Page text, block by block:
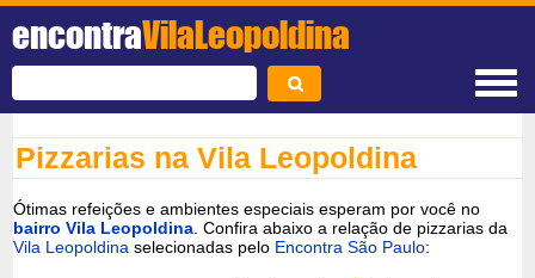
encontraVilaLeopoldina
Pizzarias na Vila Leopoldina
Ótimas refeições e ambientes especiais esperam por você no
bairro Vila Leopoldina . Confira abaixo a relação de pizzarias da
Vila Leopoldina selecionadas pelo Encontra São Paulo: